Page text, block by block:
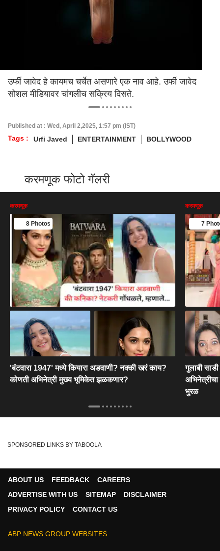
उर्फी जावेद हे कायमच चर्चेत असणारे एक नाव आहे. उर्फी जावेद
सोशल मीडियावर चांगलीच सक्रिय दिसते.
Published at : Wed, April 2,2025, 1:57 pm (IST)
Tags : Urfi Javed ENTERTAINMENT BOLLYWOOD
करमणूक फोटो गॅलरी
करमणूक
8 Photos
'बंटवारा 1947' मध्ये कियारा अडवाणी? नक्की खरं काय?
कोणती अभिनेत्री मुख्य भूमिकेत झळकणार?
करमणूक
7
गुलाबी
भुरळ
SPONSORED LINKS BY TABOOLA
ABOUT US FEEDBACK
CAREERS
ADVERTISE WITH US
SITEMAP
DISCLAIMER
PRIVACY POLICY
CONTACT US
ABP NEWS GROUP WEBSITES